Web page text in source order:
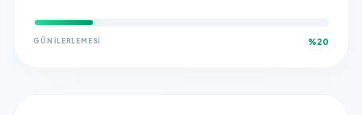
GÜN İLERLEMESI %20